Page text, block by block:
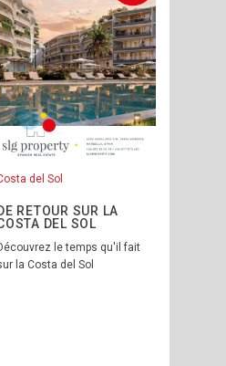
del Sol
RETOUR SUR LA
DEL SOL
le temps qu'il fait
la Costa del Sol